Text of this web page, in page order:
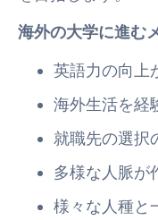
海外の大学に進む
英語力の向上
海外生活を経
就職先の選択
多様な人脈が
様々な人種と